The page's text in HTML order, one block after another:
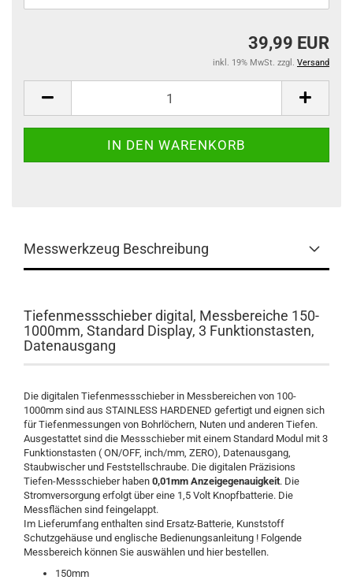
39,99 EUR
inkl. 19% MwSt. zzgl. Versand
Messwerkzeug Beschreibung
Tiefenmessschieber digital, Messbereiche 150-
1000mm, Standard Display, 3 Funktionstasten,
Datenausgang
Die digitalen Tiefenmessschieber in Messbereichen von 100-
1000mm sind aus STAINLESS HARDENED gefertigt und eignen sich
für Tiefenmessungen von Bohrlöchern, Nuten und anderen Tiefen.
Ausgestattet sind die Messschieber mit einem Standard Modul mit 3
Funktionstasten ( ON/OFF, inch/mm, ZERO), Datenausgang,
Staubwischer und Feststellschraube. Die digitalen Präzisions
Tiefen-Messschieber haben 0,01mm Anzeigegenauigkeit. Die
Stromversorgung erfolgt über eine 1,5 Volt Knopfbatterie. Die
Messflächen sind feingelappt.
Im Lieferumfang enthalten sind Ersatz-Batterie, Kunststoff
Schutzgehäuse und englische Bedienungsanleitung ! Folgende
Messbereich können Sie auswählen und hier bestellen.
150mm